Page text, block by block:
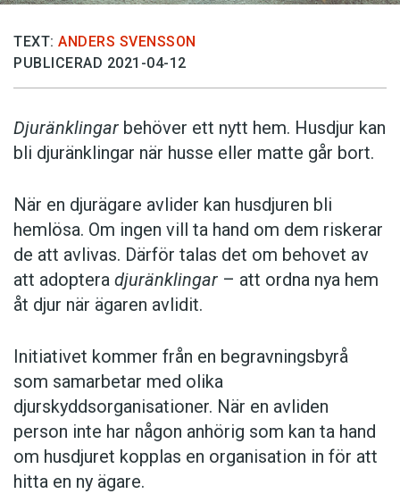
TEXT: ANDERS SVENSSON
PUBLICERAD 2021-04-12
Djuränklingar behöver ett nytt hem. Husdjur kan
bli djuränklingar när husse eller matte går bort.
När en djurägare avlider kan husdjuren bli
hemlösa. Om ingen vill ta hand om dem riskerar
de att avlivas. Därför talas det om behovet av
att adoptera djuränklingar – att ordna nya hem
åt djur när ägaren avlidit.
Initiativet kommer från en begravningsbyrå
som samarbetar med olika
djurskyddsorganisationer. När en avliden
person inte har någon anhörig som kan ta hand
om husdjuret kopplas en organisation in för att
hitta en ny ägare.